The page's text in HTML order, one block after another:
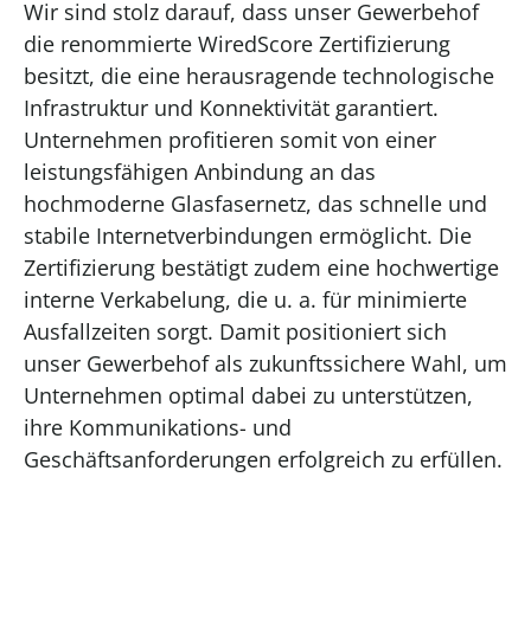
Wir sind stolz darauf, dass unser Gewerbehof
die renommierte WiredScore Zertifizierung
besitzt, die eine herausragende technologische
Infrastruktur und Konnektivität garantiert.
Unternehmen profitieren somit von einer
leistungsfähigen Anbindung an das
hochmoderne Glasfasernetz, das schnelle und
stabile Internetverbindungen ermöglicht. Die
Zertifizierung bestätigt zudem eine hochwertige
interne Verkabelung, die u. a. für minimierte
Ausfallzeiten sorgt. Damit positioniert sich
unser Gewerbehof als zukunftssichere Wahl, um
Unternehmen optimal dabei zu unterstützen,
ihre Kommunikations- und
Geschäftsanforderungen erfolgreich zu erfüllen.